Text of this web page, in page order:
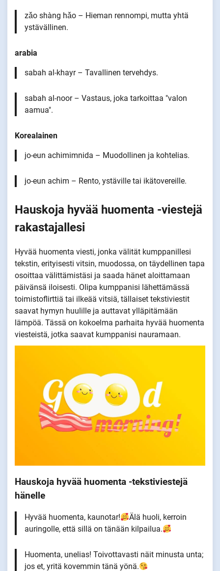
zǎo shàng hǎo – Hieman rennompi, mutta yhtä
ystävällinen.
arabia
sabah al-khayr – Tavallinen tervehdys.
sabah al-noor – Vastaus, joka tarkoittaa "valon
aamua".
Korealainen
jo-eun achimimnida – Muodollinen ja kohtelias.
jo-eun achim – Rento, ystäville tai ikätovereille.
Hauskoja hyvää huomenta -viestejä
rakastajallesi
Hyvää huomenta viesti, jonka välität kumppanillesi
tekstin, erityisesti vitsin, muodossa, on täydellinen tapa
osoittaa välittämistäsi ja saada hänet aloittamaan
päivänsä iloisesti. Olipa kumppanisi lähettämässä
toimistoflirttiä tai ilkeää vitsiä, tällaiset tekstiviestit
saavat hymyn huulille ja auttavat ylläpitämään
lämpöä. Tässä on kokoelma parhaita hyvää huomenta
viesteistä, jotka saavat kumppanisi nauramaan.
Hauskoja hyvää huomenta -tekstiviestejä
hänelle
Hyvää huomenta, kaunotar!
Älä huoli, kerroin
auringolle, että sillä on tänään kilpailua.
Huomenta, unelias! Toivottavasti näit minusta unta;
jos et, yritä kovemmin tänä yönä.